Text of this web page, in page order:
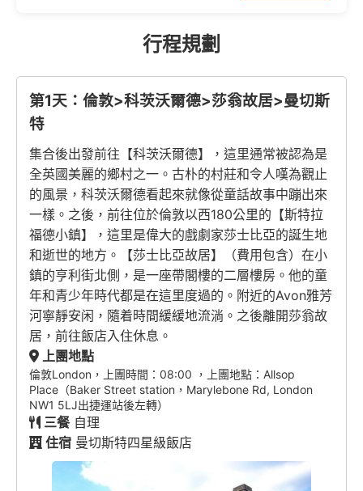
行程規劃
第1天：倫敦>科茨沃爾德>莎翁故居>曼切斯
特
集合後出發前往【科茨沃爾德】，這里通常被認為是
全英國美麗的鄉村之一。古朴的村莊和令人嘆為觀止
的風景，科茨沃爾德看起來就像從童話故事中蹦出來
一樣。之後，前往位於倫敦以西180公里的【斯特拉
福德小鎮】，這里是偉大的戲劇家莎士比亞的誕生地
和逝世的地方。【莎士比亞故居】（費用包含）在小
鎮的亨利街北側，是一座帶閣樓的二層樓房。他的童
年和青少年時代都是在這里度過的。附近的Avon雅芳
河寧靜安闲，隨着時間緩緩地流淌。之後離開莎翁故
居，前往飯店入住休息。
上團地點
倫敦London，上團時間：08:00 ，上團地點：Allsop
Place（Baker Street station，Marylebone Rd, London
NW1 5LJ出捷運站後左轉）
三餐自理
住宿 曼切斯特四星級飯店